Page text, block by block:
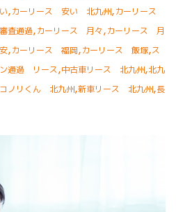
,カーリース 安い 北九州,カーリース
査通過,カーリース 月々,カーリース 月
,カーリース 福岡,カーリース 飯塚,ス
通過 リース,中古車リース 北九州,北九
ノリくん 北九州,新車リース 北九州,長